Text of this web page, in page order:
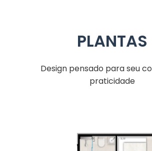
PLANTAS
Design pensado para seu
praticidade